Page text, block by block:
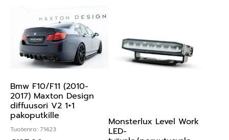
Bmw F10/F11 (2010-
2017) Maxton Design
diffuusori V2 1+1
pakoputkille
Tuotenro: 71423
Monsterlux Level Work
LED-